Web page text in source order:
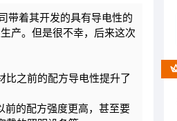
带着其开发的具有导电性的
产。但是很不幸，后来这次
比之前的配方导电性提升了
的配方强度更高，甚至要